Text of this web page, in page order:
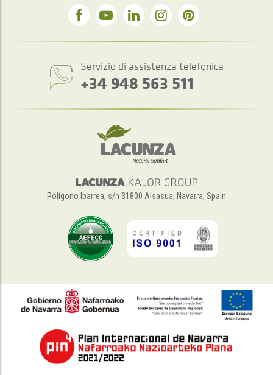
Servizio di assistenza telefonica
+34 948 563 511
Polígono Ibarrea, s/n 31800 Alsasua, Navarra, Spain